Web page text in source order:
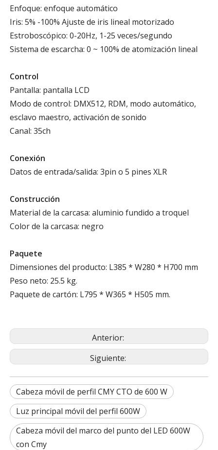
Enfoque: enfoque automático
Iris: 5% -100% Ajuste de iris lineal motorizado
Estroboscópico: 0-20Hz, 1-25 veces/segundo
Sistema de escarcha: 0 ~ 100% de atomización lineal
Control
Pantalla: pantalla LCD
Modo de control: DMX512, RDM, modo automático,
esclavo maestro, activación de sonido
Canal: 35ch
Conexión
Datos de entrada/salida: 3pin o 5 pines XLR
Construcción
Material de la carcasa: aluminio fundido a troquel
Color de la carcasa: negro
Paquete
Dimensiones del producto: L385 * W280 * H700 mm
Peso neto: 25.5 kg.
Paquete de cartón: L795 * W365 ​​* H505 mm.
Anterior:
Siguiente:
Cabeza móvil de perfil CMY CTO de 600 W
Luz principal móvil del perfil 600W
Cabeza móvil del marco del punto del LED 600W
con Cmy